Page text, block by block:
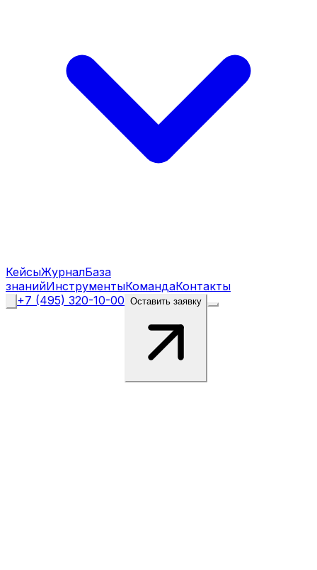
КейсыЖурналБаза
знанийИнструментыКомандаКонтакты
+7 (495) 320-10-00 Оставить заявку